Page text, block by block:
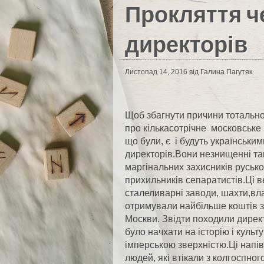
Прокляття
директорів
Листопад 14, 2016 від Галина Пагутяк
Щоб збагнути причини
про кількасотрічне
що були, є і будуть
директорів.Вони незнищенні
маргінальних захисників
прихильників сепаратистів.Ці
сталеливарні заводи,
отримували найбільше коштів
Москви. Звідти походили
було начхати на історію і
імперською зверхністю.Ці
людей, які втікали з